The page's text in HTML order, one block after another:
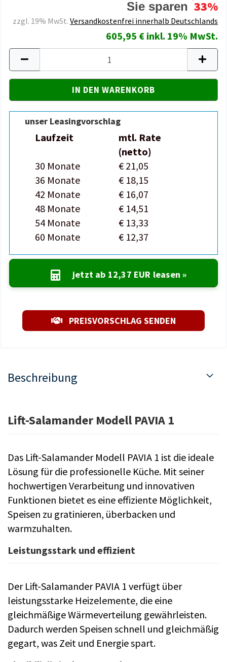
Sie sparen 33%
zzgl. 19% MwSt. Versandkostenfrei innerhalb Deutschlands
605,95 € inkl. 19% MwSt.
unser Leasingvorschlag
Laufzeit
mtl. Rate
(netto)
30 Monate
€ 21,05
36 Monate
€ 18,15
42 Monate
€ 16,07
48 Monate
€ 14,51
54 Monate
€ 13,33
60 Monate
€ 12,37
jetzt ab 12,37 EUR leasen »
PREISVORSCHLAG SENDEN
Beschreibung
Lift-Salamander Modell PAVIA 1
Das Lift-Salamander Modell PAVIA 1 ist die ideale
Lösung für die professionelle Küche. Mit seiner
hochwertigen Verarbeitung und innovativen
Funktionen bietet es eine effiziente Möglichkeit,
Speisen zu gratinieren, überbacken und
warmzuhalten.
Leistungsstark und effizient
Der Lift-Salamander PAVIA 1 verfügt über
leistungsstarke Heizelemente, die eine
gleichmäßige Wärmeverteilung gewährleisten.
Dadurch werden Speisen schnell und gleichmäßig
gegart, was Zeit und Energie spart.